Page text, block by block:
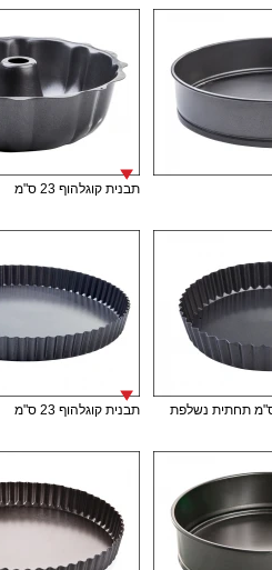
תבנית קוגלהוף 23 ס"מ
תבנית קוגלהוף 23 ס"מ